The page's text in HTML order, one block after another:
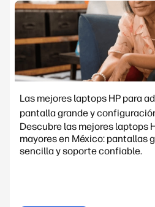
Las mejores laptops HP para
pantalla grande y
Descubre las mejores laptops
mayores en México: pantallas
sencilla y soporte confiable.